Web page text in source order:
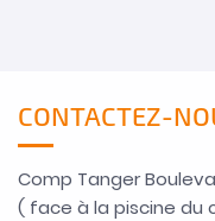
CONTACTEZ-
Comp Tanger
( face à la piscine du